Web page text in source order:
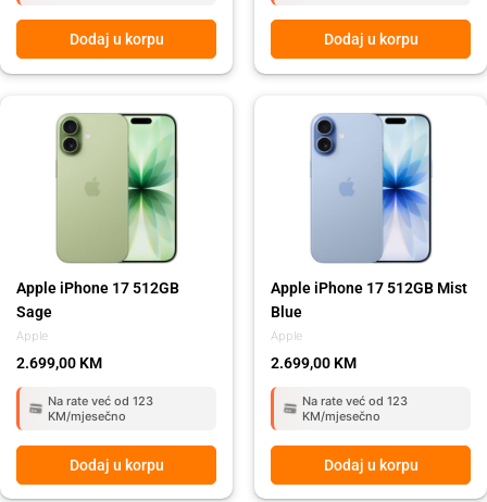
Dodaj u korpu Dodaj u korpu
Apple
Apple iPhone 17 512GB
Sage
2.699,00 KM
Na rate već od 123
KM/mjesečno
Dodaj u korpu
Apple
Apple iPhone 17 512GB Mist
Blue
2.699,00 KM
Na rate već od 123
KM/mjesečno
Dodaj u korpu